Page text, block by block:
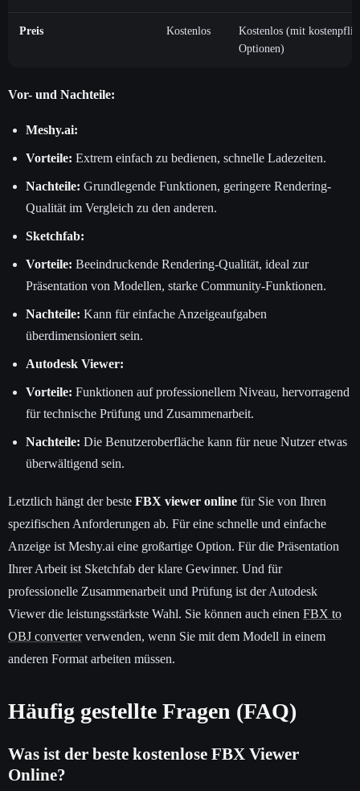
Preis Kostenlos
Kostenlos (mit
Optionen)
Vor- und Nachteile:
Meshy.ai:
Vorteile: Extrem einfach zu bedienen, schnelle Ladezeiten.
Nachteile: Grundlegende Funktionen, geringere Rendering-
Qualität im Vergleich zu den anderen.
Sketchfab:
Vorteile: Beeindruckende Rendering-Qualität, ideal zur
Präsentation von Modellen, starke Community-Funktionen.
Nachteile: Kann für einfache Anzeigeaufgaben
überdimensioniert sein.
Autodesk Viewer:
Vorteile: Funktionen auf professionellem Niveau, hervorragend
für technische Prüfung und Zusammenarbeit.
Nachteile: Die Benutzeroberfläche kann für neue Nutzer etwas
überwältigend sein.
Letztlich hängt der beste FBX viewer online für Sie von Ihren
spezifischen Anforderungen ab. Für eine schnelle und einfache
Anzeige ist Meshy.ai eine großartige Option. Für die Präsentation
Ihrer Arbeit ist Sketchfab der klare Gewinner. Und für
professionelle Zusammenarbeit und Prüfung ist der Autodesk
Viewer die leistungsstärkste Wahl. Sie können auch einen FBX to
OBJ converterverwenden, wenn Sie mit dem Modell in einem
anderen Format arbeiten müssen.
Häufig gestellte Fragen (FAQ)
Was ist der beste kostenlose FBX Viewer
Online?